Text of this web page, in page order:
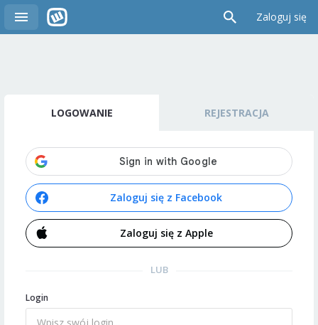
Zaloguj się
LOGOWANIE REJESTRACJA
Zaloguj się z Facebook
Zaloguj się z Apple
LUB
Login